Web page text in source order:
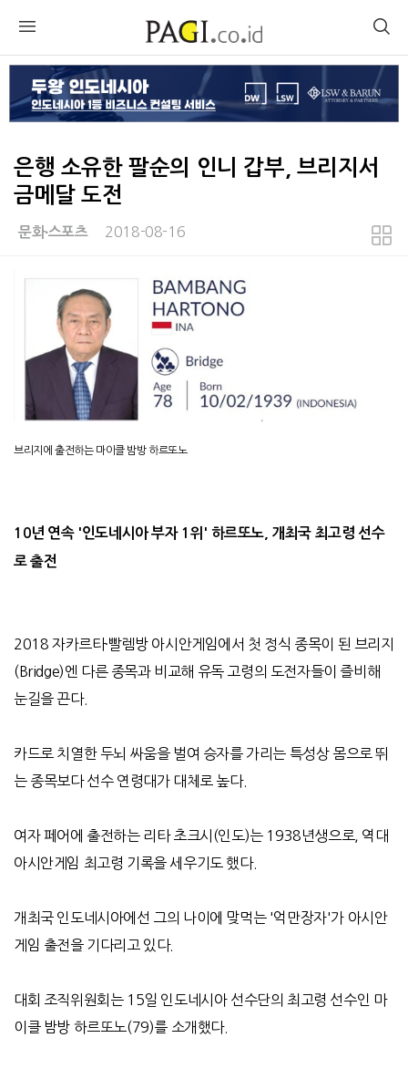
은행 소유한 팔순의 인니 갑부, 브리지서
금메달 도전
문화∙스포츠 2018-08-16
본문
브리지에 출전하는 마이클 밤방 하르또노
10년 연속 '인도네시아 부자 1위' 하르또노, 개최국 최고령 선수
로 출전
2018 자카르타·빨렘방 아시안게임에서 첫 정식 종목이 된 브리지
(Bridge)엔 다른 종목과 비교해 유독 고령의 도전자들이 즐비해
눈길을 끈다.
카드로 치열한 두뇌 싸움을 벌여 승자를 가리는 특성상 몸으로 뛰
는 종목보다 선수 연령대가 대체로 높다.
여자 페어에 출전하는 리타 초크시(인도)는 1938년생으로, 역대
아시안게임 최고령 기록을 세우기도 했다.
개최국 인도네시아에선 그의 나이에 맞먹는 '억만장자'가 아시안
게임 출전을 기다리고 있다.
대회 조직위원회는 15일 인도네시아 선수단의 최고령 선수인 마
이클 밤방 하르또노(79)를 소개했다.